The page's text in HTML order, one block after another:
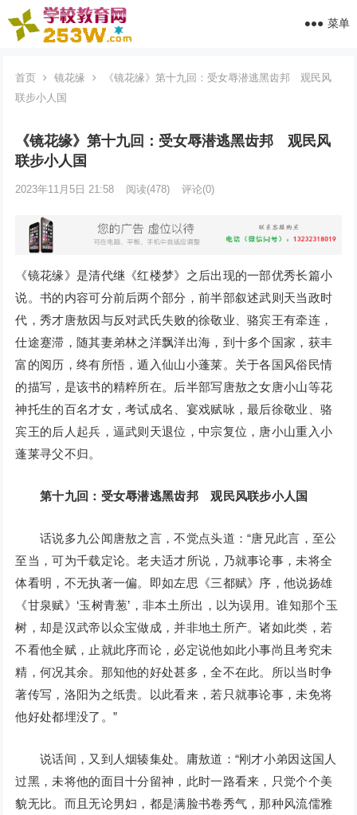
菜单
首页 镜花缘
《镜花缘》第十九回：受女辱潜逃黑齿邦 观民风
联步小人国
《镜花缘》第十九回：受女辱潜逃黑齿邦 观民风
联步小人国
2023年11月5日 21:58 阅读(478) 评论(0)
《镜花缘》是清代继《红楼梦》之后出现的一部优秀长篇小
说。书的内容可分前后两个部分，前半部叙述武则天当政时
代，秀才唐敖因与反对武氏失败的徐敬业、骆宾王有牵连，
仕途蹇滞，随其妻弟林之洋飘洋出海，到十多个国家，获丰
富的阅历，终有所悟，遁入仙山小蓬莱。关于各国风俗民情
的描写，是该书的精粹所在。后半部写唐敖之女唐小山等花
神托生的百名才女，考试成名、宴戏赋咏，最后徐敬业、骆
宾王的后人起兵，逼武则天退位，中宗复位，唐小山重入小
蓬莱寻父不归。
第十九回：受女辱潜逃黑齿邦 观民风联步小人国
话说多九公闻唐敖之言，不觉点头道：“唐兄此言，至公
至当，可为千载定论。老夫适才所说，乃就事论事，未将全
体看明，不无执著一偏。即如左思《三都赋》序，他说扬雄
《甘泉赋》‘玉树青葱’，非本土所出，以为误用。谁知那个玉
树，却是汉武帝以众宝做成，并非地土所产。诸如此类，若
不看他全赋，止就此序而论，必定说他如此小事尚且考究未
精，何况其余。那知他的好处甚多，全不在此。所以当时争
著传写，洛阳为之纸贵。以此看来，若只就事论事，未免将
他好处都埋没了。”
说话间，又到人烟辏集处。庸敖道：“刚才小弟因这国人
过黑，未将他的面目十分留神，此时一路看来，只觉个个美
貌无比。而且无论男妇，都是满脸书卷秀气，那种风流儒雅